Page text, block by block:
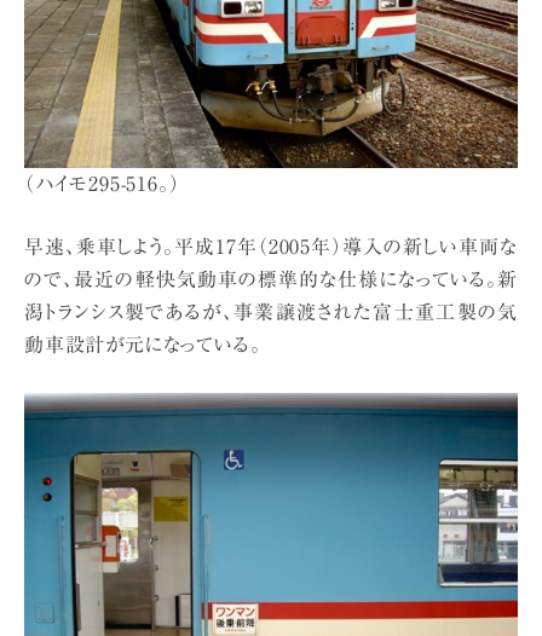
（ハイモ295-516。）
早速、乗車しよう。平成17年（2005年）導入の新しい車両な
ので、最近の軽快気動車の標準的な仕様になっている。新
潟トランシス製であるが、事業譲渡された富士重工製の気
動車設計が元になっている。